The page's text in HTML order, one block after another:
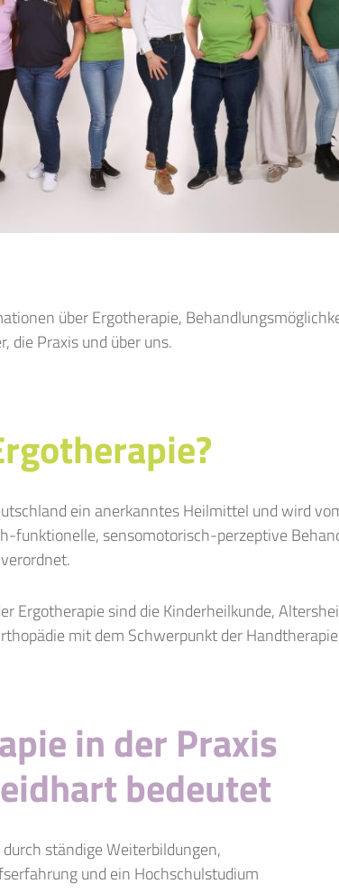
über Ergotherapie,
die Praxis und über uns.
ein anerkanntes Heilmittel und wird
funktionelle, sensomotorisch-perzeptive
Ergotherapie sind die Kinderheilkunde,
mit dem Schwerpunkt der
in der Praxis
bedeutet
ständige Weiterbildungen,
und ein Hochschulstudium